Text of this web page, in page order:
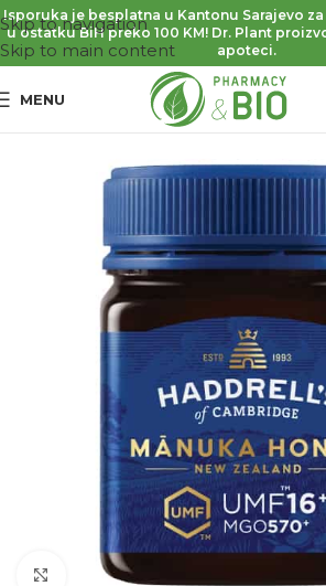
Skip to navigation
Skip to main content
Isporuka je besplatna u Kantonu Sarajevo
u ostatku BiH preko 100 KM! Dr. Plant
apoteci.
MENU
Kliknite za povećanje